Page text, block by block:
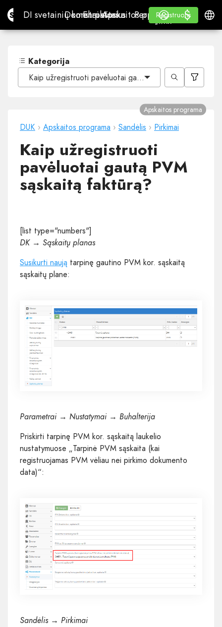
Site.proDI svetainių konstruktorius
DI svetainių konstruktorius
Domenai
DomenaiEl. paštas
El. paštasApskaitos programa
Apskaitos programa
Perpardavėjams
„WHITE LABEL“
Mokymasis
Mokymasis
Registruotis
Registruotis
Prisijungti
$
$
Kategorija
Kaip užregistruoti pavėluotai gautą PVM sąskaitą
DUK › Apskaitos programa › Sandėlis › Pirkimai
Apskaitos programa
Kaip užregistruoti
pavėluotai gautą PVM
sąskaitą faktūrą?
[list type="numbers"]
DK → Sąskaitų planas
Susikurti naują tarpinę gautino PVM kor. sąskaitą
sąskaitų plane:
Parametrai → Nustatymai → Buhalterija
Priskirti tarpinę PVM kor. sąskaitą laukelio
nustatymuose „Tarpinė PVM sąskaita (kai
registruojamas PVM vėliau nei pirkimo dokumento
data)“:
Sandėlis → Pirkimai